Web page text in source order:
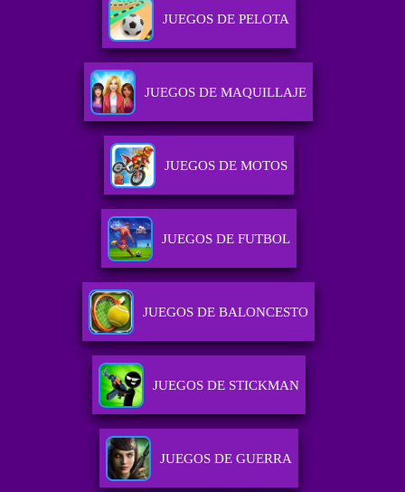
JUEGOS DE PELOTA
JUEGOS DE MAQUILLAJE
JUEGOS DE MOTOS
JUEGOS DE FUTBOL
JUEGOS DE BALONCESTO
JUEGOS DE STICKMAN
JUEGOS DE GUERRA